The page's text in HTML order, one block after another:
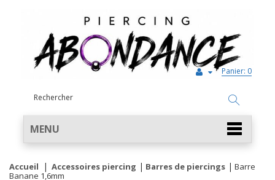
Panier: 0
MENU
Accueil Accessoires piercing Barres de piercings
Barre
Banane 1,6mm